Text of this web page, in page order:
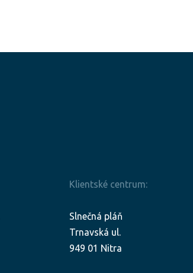
Klientské centrum:
Slnečná pláň
Trnavská ul.
949 01 Nitra